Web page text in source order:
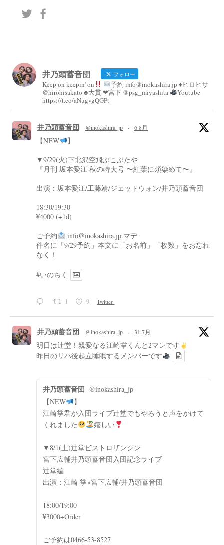
井乃頭蓄音団 フォロー
Keep on keepin' on
予約 info@inokashira.jp ♦︎ヒロヒサ
@hirohisakato ♣︎大貫 ❤︎宮下 @psg_miyashita
Youtube
https://t.co/aNugvgQGPt
井乃頭蓄音団 @inokashira_jp · 6 8月
【NEW
】
▼9/29(火)下北沢空飛ぶこぶたや
『月刊 坂本愛江 秋の特大号 〜紅葉に頬染めて〜』
出演：坂本愛江/工藤靖/ジェットウォン/井乃頭蓄音団
18:30/19:30
¥4000 (+1d)
ご予約
info@inokashira.jp マデ
件名に「9/29予約」本文に「お名前」「枚数」をお忘れ
なく！
#いのちく
1 9 Twitter
井乃頭蓄音団 @inokashira_jp · 31 7月
明日は辻堂！親愛なる江崎掌くんと2マンです
昨日のリハ後起立睡眠するメンバーです
井乃頭蓄音団 @inokashira_jp
【NEW
】
江崎掌君が入団ライブ辻堂でもやろうと声をかけて
くれました
嬉しい
▼8/1(土)辻堂ビストロザンシン
宮下広輔井乃頭蓄音団入団記念ライブ
辻堂編
出演：江崎 掌×宮下広輔/井乃頭蓄音団
18:00/19:00
¥3000+Order
ご予約は0466-53-8527